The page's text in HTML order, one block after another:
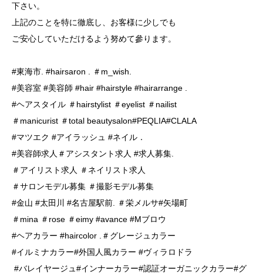
下さい。
上記のことを特に徹底し、お客様に少しでも
ご安心していただけるよう努めて參ります。
#東海市. #hairsaron . ＃m_wish.
#美容室 #美容師 #hair #hairstyle #hairarrange .
#ヘアスタイル ＃hairstylist ＃eyelist ＃nailist
＃manicurist ＃total beautysalon#PEQLIA#CLALA
#マツエク #アイラッシュ #ネイル．
#美容師求人＃アシスタント求人 #求人募集.
＃アイリスト求人 ＃ネイリスト求人
＃サロンモデル募集 ＃撮影モデル募集
#金山 #太田川 #名古屋駅前. ＃栄メルサ#矢場町
＃mina ＃rose ＃eimy #avance #Mブロウ
#ヘアカラー #haircolor .＃グレージュカラー
#イルミナカラー#外国人風カラー #ヴィラロドラ
#バレイヤージュ#インナーカラー#認証オーガニックカラー#グ